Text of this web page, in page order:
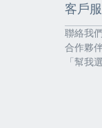
客戶
聯絡我們
合作夥
「幫我